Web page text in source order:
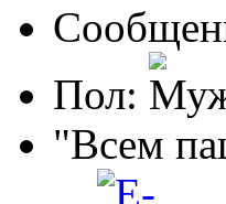
Пол:
"Всем